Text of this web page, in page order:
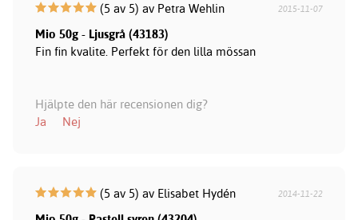
(5 av 5) av Petra Wehlin 2015-11-07
Mio 50g - Ljusgrå (43183)
Fin fin kvalite. Perfekt för den lilla mössan
Hjälpte den här recensionen dig?
Ja
Nej
(5 av 5) av Elisabet Hydén 2014-11-22